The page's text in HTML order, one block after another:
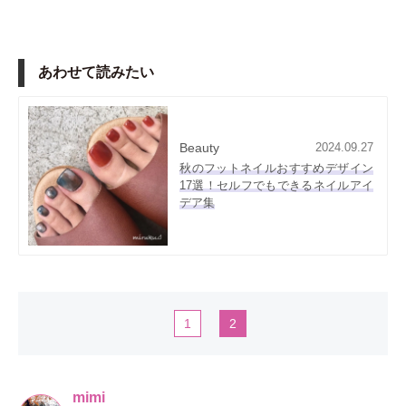
あわせて読みたい
Beauty
2024.09.27
秋のフットネイルおすすめデザイン
17選！セルフでもできるネイルアイ
デア集
1 2
mimi